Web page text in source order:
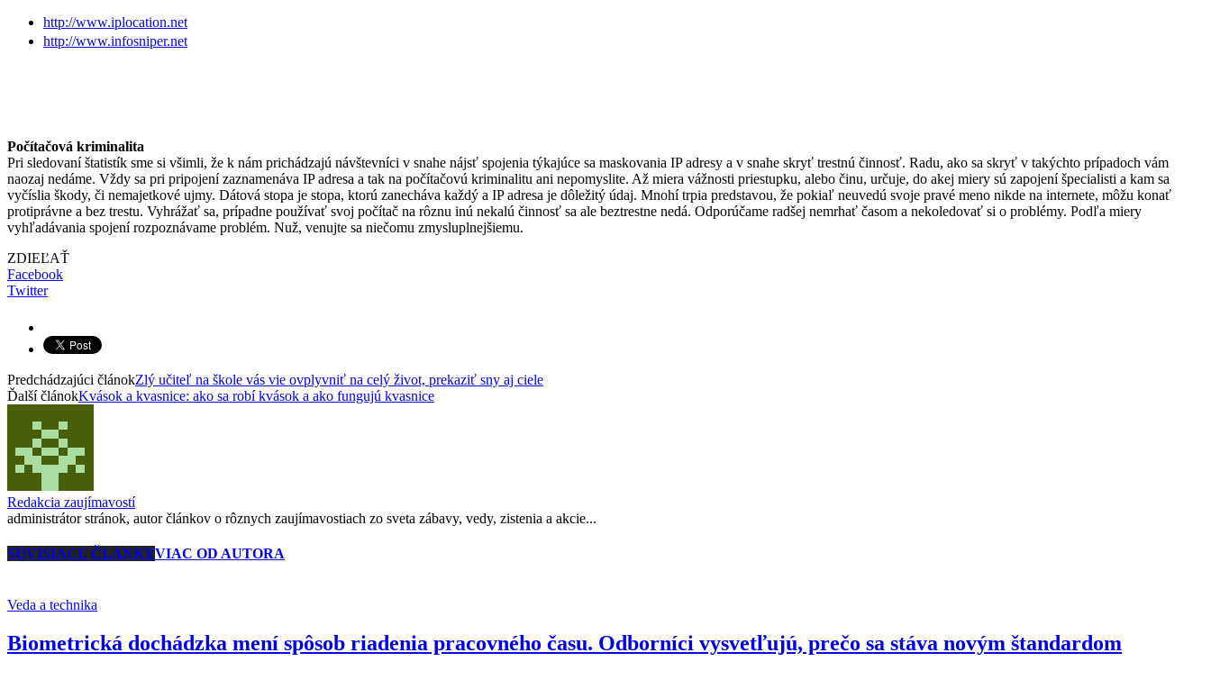
http://www.iplocation.net
http://www.infosniper.net
Počítačová kriminalita
Pri sledovaní štatistík sme si všimli, že k nám prichádzajú návštevníci v snahe nájsť spojenia týkajúce sa maskovania IP adresy a v snahe skryť trestnú činnosť. Radu, ako sa skryť v takýchto prípadoch vám
naozaj nedáme. Vždy sa pri pripojení zaznamenáva IP adresa a tak na počítačovú kriminalitu ani nepomyslite. Až miera vážnosti priestupku, alebo činu, určuje, do akej miery sú zapojení špecialisti a kam sa
vyčíslia škody, či nemajetkové ujmy. Dátová stopa je stopa, ktorú zanecháva každý a IP adresa je dôležitý údaj. Mnohí trpia predstavou, že pokiaľ neuvedú svoje pravé meno nikde na internete, môžu konať
protiprávne a bez trestu. Vyhrážať sa, prípadne používať svoj počítač na rôznu inú nekalú činnosť sa ale beztrestne nedá. Odporúčame radšej nemrhať časom a nekoledovať si o problémy. Podľa miery
vyhľadávania spojení rozpoznávame problém. Nuž, venujte sa niečomu zmysluplnejšiemu.
ZDIEĽAŤ
Facebook
Twitter
Predchádzajúci článokZlý učiteľ na škole vás vie ovplyvniť na celý život, prekaziť sny aj ciele
Ďalší článokKvások a kvasnice: ako sa robí kvások a ako fungujú kvasnice
Redakcia zaujímavostí
administrátor stránok, autor článkov o rôznych zaujímavostiach zo sveta zábavy, vedy, zistenia a akcie...
SÚVISIACE ČLÁNKYVIAC OD AUTORA
Veda a technika
Biometrická dochádzka mení spôsob riadenia pracovného času. Odborníci vysvetľujú, prečo sa stáva novým štandardom